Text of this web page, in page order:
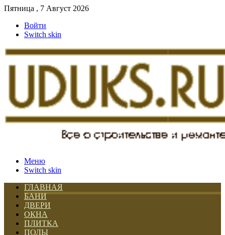
Пятница , 7 Август 2026
Войти
Switch skin
Меню
Switch skin
ГЛАВНАЯ
БАНИ
ДВЕРИ
ОКНА
ПЛИТКА
ПОЛЫ